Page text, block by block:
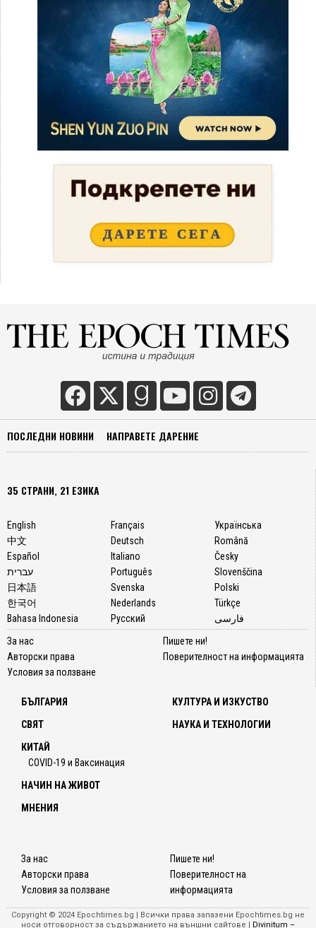
ПОСЛЕДНИ НОВИНИ НАПРАВЕТЕ ДАРЕНИЕ
35 СТРАНИ, 21 ЕЗИКА
English
中文
Español
עברית
日本語
한국어
Bahasa Indonesia
Français
Deutsch
Italiano
Português
Svenska
Nederlands
Русский
Українська
Română
Česky
Slovenščina
Polski
Türkçe
فارسی
За нас
Авторски права
Условия за ползване
Пишете ни!
Поверителност на информацията
БЪЛГАРИЯ
СВЯТ
КИТАЙ
COVID-19 и Ваксинация
КУЛТУРА И ИЗКУСТВО
НАУКА И ТЕХНОЛОГИИ
НАЧИН НА ЖИВОТ
МНЕНИЯ
За нас
Авторски права
Условия за ползване
Пишете ни!
Поверителност на
информацията
Copyright © 2024 Epochtimes.bg | Всички права запазени Epochtimes.bg не
носи отговорност за съдържанието на външни сайтове |
Divinitum –